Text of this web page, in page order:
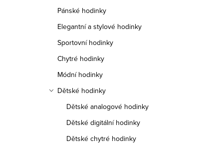
Pánské hodinky
Elegantní a stylové hodinky
Sportovní hodinky
Chytré hodinky
Módní hodinky
Dětské hodinky
Dětské analogové hodinky
Dětské digitální hodinky
Dětské chytré hodinky